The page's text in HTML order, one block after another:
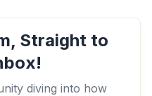
Straight to
diving into how